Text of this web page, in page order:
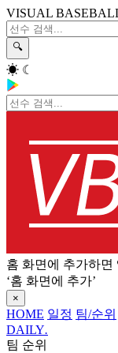
VISUAL
🔍
☀ ☾
홈 화면에 추가하면
‘홈 화면에 추가’
×
HOME 일정 팀/순위
DAILY.
팀 순위